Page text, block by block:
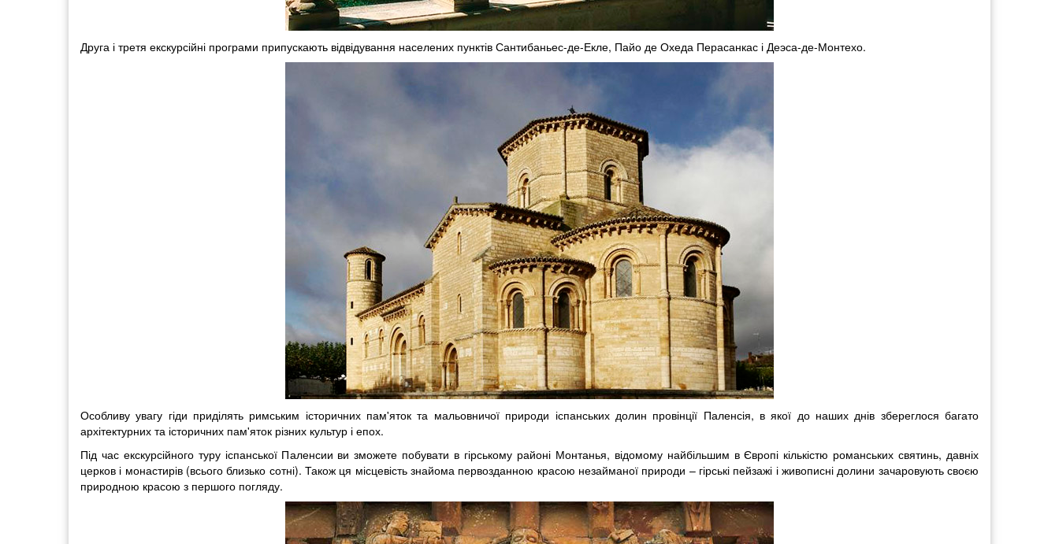
Друга і третя екскурсійні програми припускають відвідування населених пунктів Сантибаньес-де-Екле, Пайо де Охеда Перасанкас і Деэса-де-Монтехо.
Особливу увагу гіди приділять римським історичних пам'яток та мальовничої природи іспанських долин провінції Паленсія, в якої до наших днів збереглося багато
архітектурних та історичних пам'яток різних культур і епох.
Під час екскурсійного туру іспанської Паленсии ви зможете побувати в гірському районі Монтанья, відомому найбільшим в Європі кількістю романських святинь, давніх
церков і монастирів (всього близько сотні). Також ця місцевість знайома первозданною красою незайманої природи – гірські пейзажі і живописні долини зачаровують своєю
природною красою з першого погляду.